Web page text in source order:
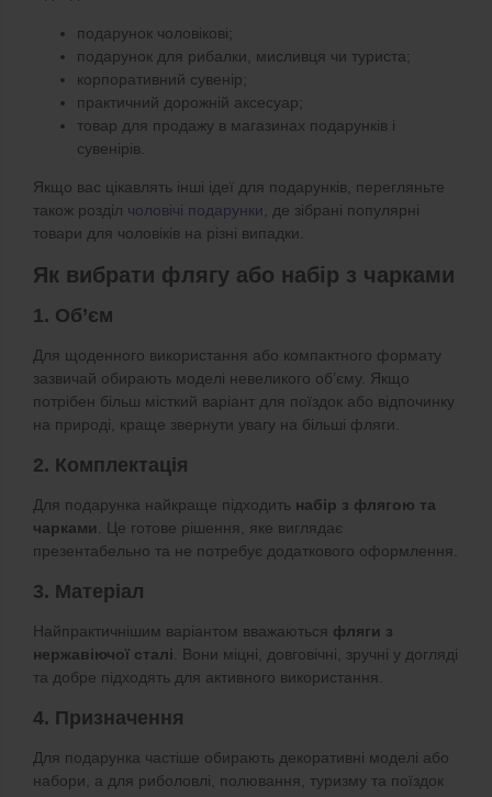
подарунок чоловікові;
подарунок для рибалки, мисливця чи туриста;
корпоративний сувенір;
практичний дорожній аксесуар;
товар для продажу в магазинах подарунків і
сувенірів.
Якщо вас цікавлять інші ідеї для подарунків, перегляньте
також розділ чоловічі подарунки, де зібрані популярні
товари для чоловіків на різні випадки.
Як вибрати флягу або набір з чарками
1. Об’єм
Для щоденного використання або компактного формату
зазвичай обирають моделі невеликого об’єму. Якщо
потрібен більш місткий варіант для поїздок або відпочинку
на природі, краще звернути увагу на більші фляги.
2. Комплектація
Для подарунка найкраще підходить набір з флягою та
чарками. Це готове рішення, яке виглядає
презентабельно та не потребує додаткового оформлення.
3. Матеріал
Найпрактичнішим варіантом вважаються фляги з
нержавіючої сталі. Вони міцні, довговічні, зручні у догляді
та добре підходять для активного використання.
4. Призначення
Для подарунка частіше обирають декоративні моделі або
набори, а для риболовлі, полювання, туризму та поїздок